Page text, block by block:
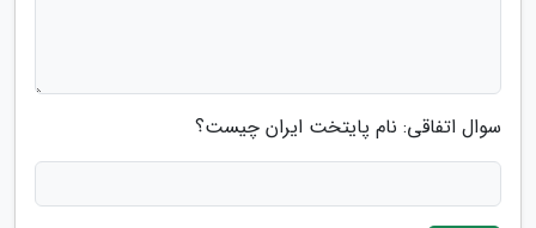
سوال اتفاقی: نام پایتخت ایران چیست؟